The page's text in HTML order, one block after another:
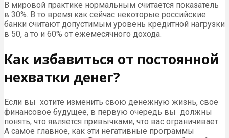
В мировой практике нормальным считается показатель
в 30%. В то время как сейчас некоторые российские
банки считают допустимым уровень кредитной нагрузки
в 50, а то и 60% от ежемесячного дохода.
Как избавиться от постоянной
нехватки денег?
Если вы хотите изменить свою денежную жизнь, свое
финансовое будущее, в первую очередь вы должны
понять, что является привычками, что вас ограничивает.
А самое главное, как эти негативные программы